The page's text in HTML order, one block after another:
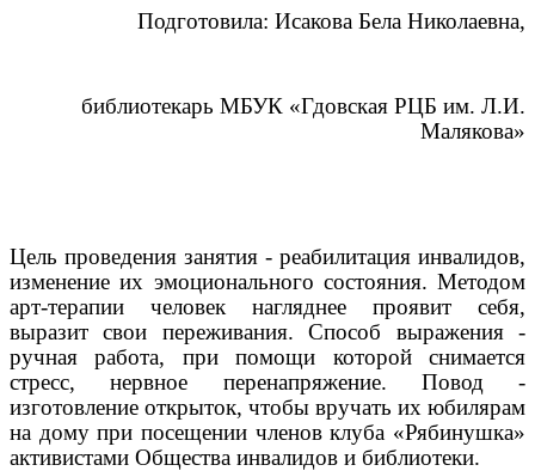
Подготовила: Исакова Бела Николаевна,
библиотекарь МБУК «Гдовская РЦБ им. Л.И.
Малякова»
Цель проведения занятия - реабилитация инвалидов,
изменение их эмоционального состояния. Методом
арт-терапии человек нагляднее проявит себя,
выразит свои переживания. Способ выражения -
ручная работа, при помощи которой снимается
стресс, нервное перенапряжение. Повод -
изготовление открыток, чтобы вручать их юбилярам
на дому при посещении членов клуба «Рябинушка»
активистами Общества инвалидов и библиотеки.